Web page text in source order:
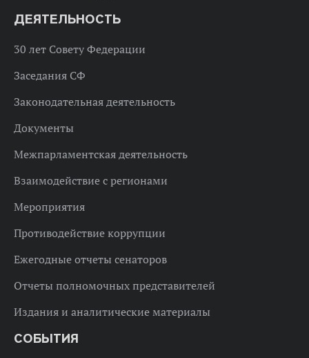
ДЕЯТЕЛЬНОСТЬ
30 лет Совету Федерации
Заседания СФ
Законодательная деятельность
Документы
Межпарламентская деятельность
Взаимодействие с регионами
Мероприятия
Противодействие коррупции
Ежегодные отчеты сенаторов
Отчеты полномочных представителей
Издания и аналитические материалы
СОБЫТИЯ